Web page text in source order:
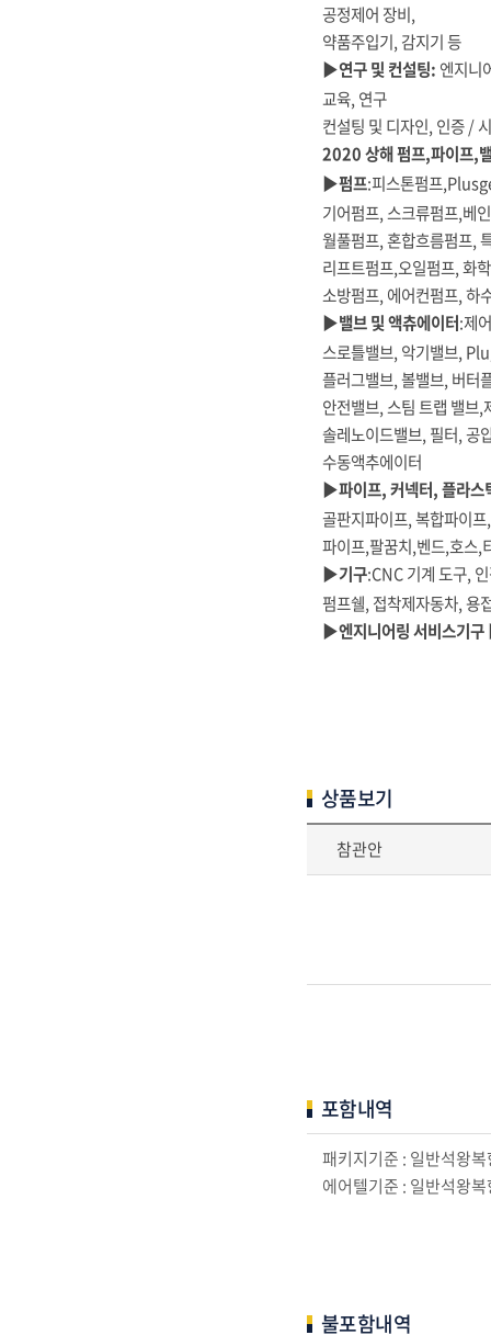
공정제어 장비,
약품주입기, 감지기 등
▶연구 및 컨설팅: 엔지니
교육, 연구
컨설팅 및 디자인, 인증 /
2020 상해 펌프,파이프,
▶펌프:피스톤펌프
기어펌프, 스크류펌프,베
월풀펌프, 혼합흐름펌프,
리프트펌프,오일펌프, 화
소방펌프, 에어컨펌프, 하
▶밸브 및 액츄에이터:제
스로틀밸브, 악기밸브,
플러그밸브, 볼밸브, 버터
안전밸브, 스팀 트랩 밸브
솔레노이드밸브, 필터, 공
수동액추에이터
▶파이프, 커넥터, 플라스
골판지파이프, 복합파이
파이프,팔꿈치,벤드,호스,
▶기구:CNC 기계 도구,
펌프쉘, 접착제자동차, 용
▶엔지니어링 서비스기
상품보기
참관안
포함내역
패키지기준 : 일반석왕
에어텔기준 : 일반석왕
불포함내역